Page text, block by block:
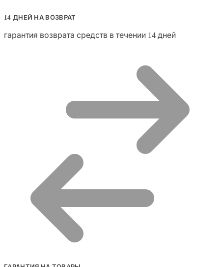
14 ДНЕЙ НА ВОЗВРАТ
гарантия возврата средств в течении 14 дней